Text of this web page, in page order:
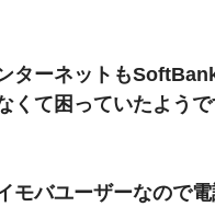
ターネットも
くて困っていたようで
モバユーザーなので